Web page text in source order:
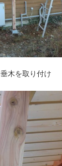
垂木を取り付け